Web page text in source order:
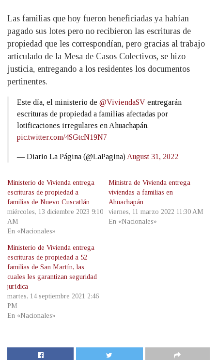
Las familias que hoy fueron beneficiadas ya habían
pagado sus lotes pero no recibieron las escrituras de
propiedad que les correspondían, pero gracias al trabajo
articulado de la Mesa de Casos Colectivos, se hizo
justicia, entregando a los residentes los documentos
pertinentes.
Este día, el ministerio de @ViviendaSV entregarán
escrituras de propiedad a familias afectadas por
lotificaciones irregulares en Ahuachapán.
pic.twitter.com/4SGtcN19N7
— Diario La Página (@LaPagina) August 31, 2022
Ministerio de Vivienda entrega
escrituras de propiedad a
familias de Nuevo Cuscatlán
miércoles, 13 diciembre 2023 9:10
AM
En «Nacionales»
Ministra de Vivienda entrega
viviendas a familias en
Ahuachapán
viernes, 11 marzo 2022 11:30 AM
En «Nacionales»
Ministerio de Vivienda entrega
escrituras de propiedad a 52
familias de San Martín, las
cuales les garantizan seguridad
jurídica
martes, 14 septiembre 2021 2:46
PM
En «Nacionales»